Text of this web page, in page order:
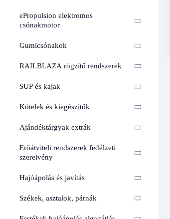
ePropulsion elektromos
csónakmotor
Gumicsónakok
RAILBLAZA rögzítő rendszerek
SUP és kajak
Kötelek és kiegészítők
Ajándéktárgyak extrák
Erőátviteli rendszerek fedélzeti
szerelvény
Hajóápolás és javítás
Székek, asztalok, párnák